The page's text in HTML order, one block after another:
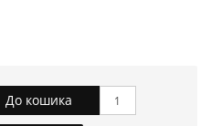
До кошика